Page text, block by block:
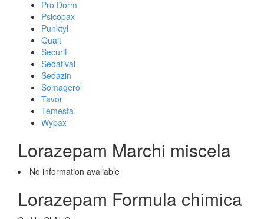
Pro Dorm
Psicopax
Punktyl
Quait
Securit
Sedatival
Sedazin
Somagerol
Tavor
Temesta
Wypax
Lorazepam Marchi miscela
No information avaliable
Lorazepam Formula chimica